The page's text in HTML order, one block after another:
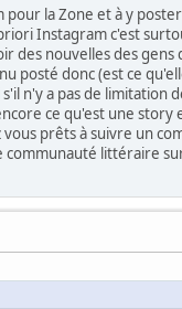
la Zone et à y
Instagram c'est
des nouvelles des
posté donc (est ce
n'y a pas de limitation
ce qu'est une
vous prêts à suivre un
communauté littéraire